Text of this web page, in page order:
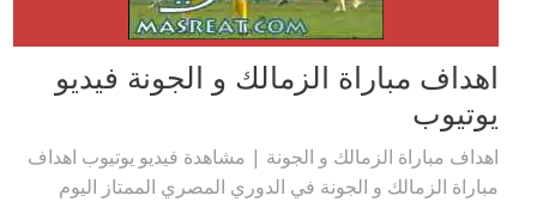
اهداف مباراة الزمالك و الجونة فيديو
يوتيوب
اهداف مباراة الزمالك و الجونة | مشاهدة فيديو يوتيوب اهداف
مباراة الزمالك و الجونة في الدوري المصري الممتاز اليوم